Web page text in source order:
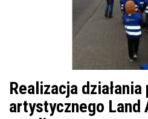
Realizacja
artystycznego Land